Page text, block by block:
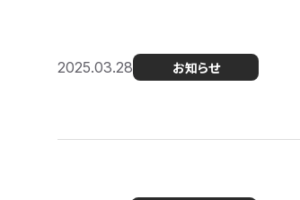
2025.03.28 お知らせ